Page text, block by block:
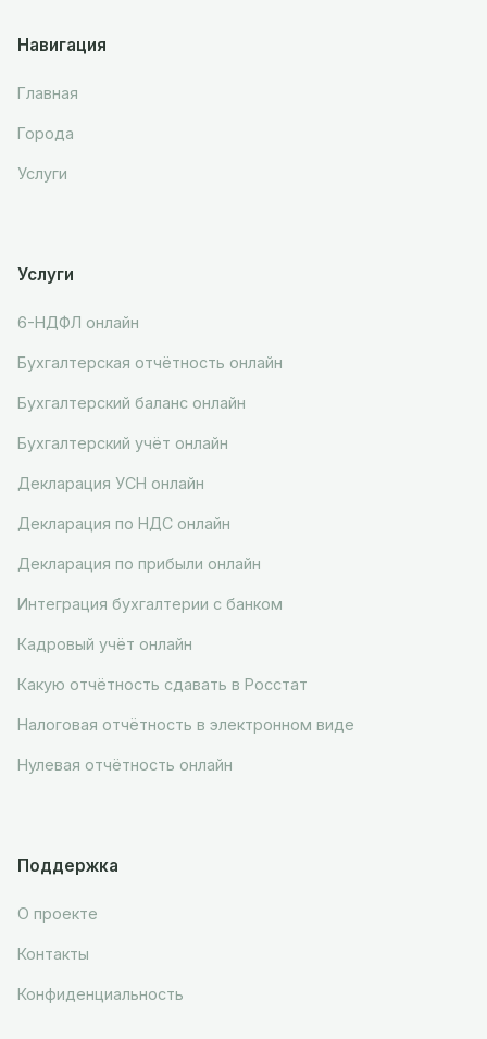
Навигация
Главная
Города
Услуги
Услуги
6-НДФЛ онлайн
Бухгалтерская отчётность онлайн
Бухгалтерский баланс онлайн
Бухгалтерский учёт онлайн
Декларация УСН онлайн
Декларация по НДС онлайн
Декларация по прибыли онлайн
Интеграция бухгалтерии с банком
Кадровый учёт онлайн
Какую отчётность сдавать в Росстат
Налоговая отчётность в электронном виде
Нулевая отчётность онлайн
Поддержка
О проекте
Контакты
Конфиденциальность